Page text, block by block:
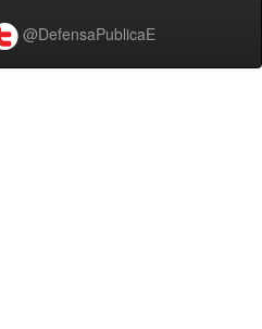
@DefensaPublicaE